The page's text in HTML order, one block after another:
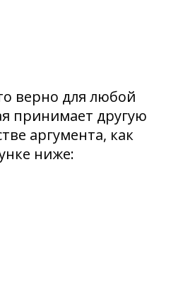
верно для любой
принимает другую
аргумента, как
ниже: